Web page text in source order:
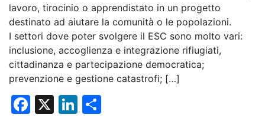
lavoro, tirocinio o apprendistato in un progetto
destinato ad aiutare la comunità o le popolazioni.
I settori dove poter svolgere il ESC sono molto vari:
inclusione, accoglienza e integrazione rifiugiati,
cittadinanza e partecipazione democratica;
prevenzione e gestione catastrofi; […]
F
X
Li